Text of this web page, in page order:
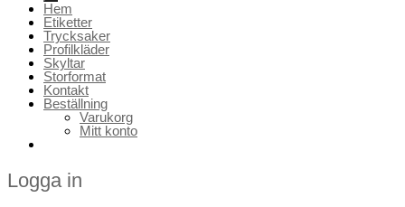
Hem
Etiketter
Trycksaker
Profilkläder
Skyltar
Storformat
Kontakt
Beställning
Varukorg
Mitt konto
Logga in